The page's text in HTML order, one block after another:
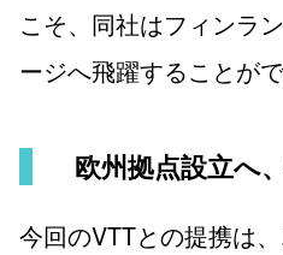
こそ、同社はフィンラ
ージへ飛躍することがで
欧州拠点設立へ
今回のVTTとの提携は